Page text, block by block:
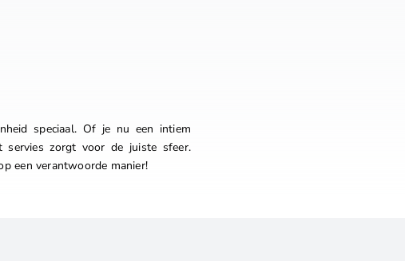
speciaal. Of je nu een intiem
zorgt voor de juiste sfeer.
een verantwoorde manier!